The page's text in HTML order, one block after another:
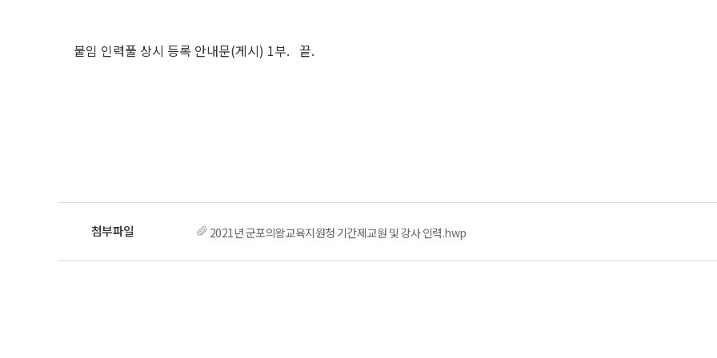
붙임 인력풀 상시 등록 안내문(게시) 1부. 끝.
2021년 군포의왕교육지원청 기간제교원 및 강사 인력.hwp